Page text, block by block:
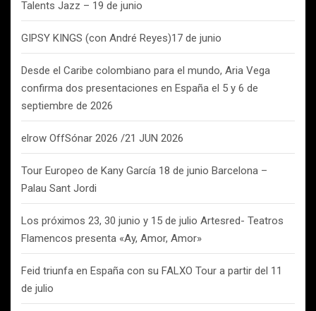
Talents Jazz – 19 de junio
GIPSY KINGS (con André Reyes)17 de junio
Desde el Caribe colombiano para el mundo, Aria Vega
confirma dos presentaciones en España el 5 y 6 de
septiembre de 2026
elrow OffSónar 2026 /21 JUN 2026
Tour Europeo de Kany García 18 de junio Barcelona –
Palau Sant Jordi
Los próximos 23, 30 junio y 15 de julio Artesred- Teatros
Flamencos presenta «Ay, Amor, Amor»
Feid triunfa en España con su FALXO Tour a partir del 11
de julio